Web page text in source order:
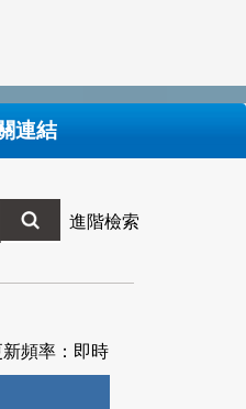
連結
進階檢索
新頻率：即時